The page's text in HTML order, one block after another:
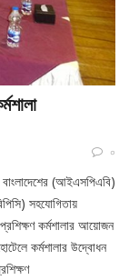
০
(আইএসপিএবি)
সহযোগিতায়
কর্মশালার আয়োজন
কর্মশালার উদ্বোধন